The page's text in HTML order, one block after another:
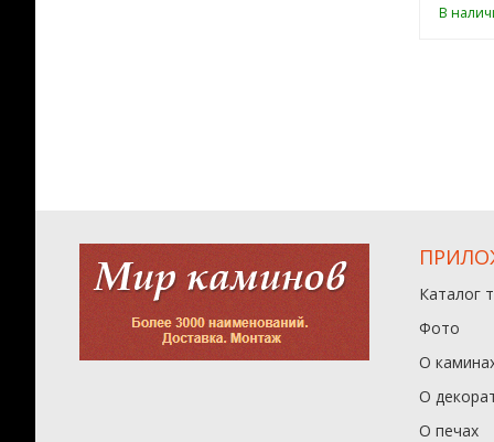
В
Каталог
Фото
О
О
О печах